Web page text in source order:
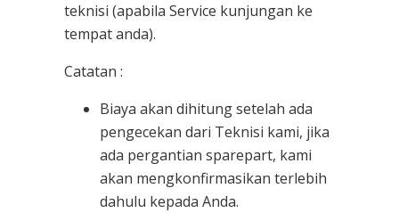
teknisi (apabila Service kunjungan ke
tempat anda).
Catatan :
Biaya akan dihitung setelah ada
pengecekan dari Teknisi kami, jika
ada pergantian sparepart, kami
akan mengkonfirmasikan terlebih
dahulu kepada Anda.